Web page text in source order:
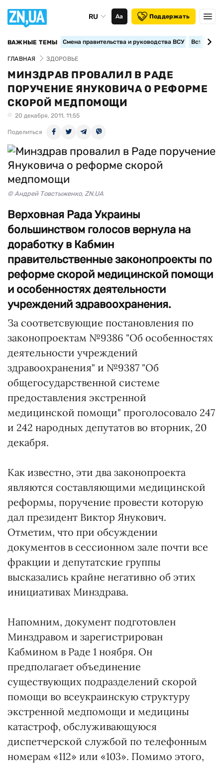
RU Аа Поддержать
ВАЖНЫЕ ТЕМЫ Смена правительства и руководства ВСУ
ГЛАВНАЯ ЗДОРОВЬЕ
МИНЗДРАВ ПРОВАЛИЛ В РАДЕ
ПОРУЧЕНИЕ ЯНУКОВИЧА О РЕФОРМЕ
СКОРОЙ МЕДПОМОЩИ
20 декабря, 2011, 11:55
Поделиться
© Андрей Товстыженко, ZN.UA
Верховная Рада Украины
большинством голосов вернула на
доработку в Кабмин
правительственные законопроекты по
реформе скорой медицинской помощи
и особенностях деятельности
учреждений здравоохранения.
За соответсвующие постановления по
законопроектам №9386 "Об особенностях
деятельности учреждений
здравоохранения" и №9387 "Об
общегосударственной системе
предоставления экстренной
медицинской помощи" проголосовало 247
и 242 народных депутатов во вторник, 20
декабря.
Как известно, эти два законопроекта
являются составляющими медицинской
реформы, поручение провести которую
дал президент Виктор Янукович.
Отметим, что при обсуждении
документов в сессионном зале почти все
фракции и депутатские группы
высказались крайне негативно об этих
инициативах Минздрава.
Напомним, документ подготовлен
Минздравом и зарегистрирован
Кабмином в Раде 1 ноября. Он
предполагает объединение
существующих подразделений скорой
помощи во всеукраинскую структуру
экстренной медпомощи и медицины
катастроф, обслуживающуюся
диспетчерской службой по телефонным
номерам «112» или «103». Помимо этого,